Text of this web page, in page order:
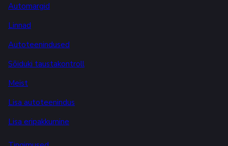
Automargid
Linnad
Autoteenindused
Sõiduki taustakontroll
Meist
Lisa autoteenindus
Lisa eripakkumine